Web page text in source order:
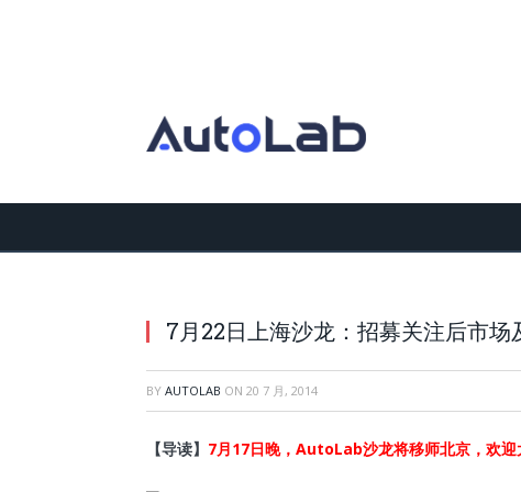
7月22日上海沙龙：招募关注后市
BY AUTOLAB ON 20 7 月, 2014
【导读】 7月17日晚，AutoLab沙龙将移师北京，欢迎